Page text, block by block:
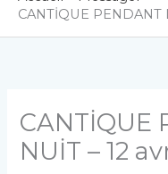
CANTİQUE PENDANT
CANTİQUE
NUİT – 12